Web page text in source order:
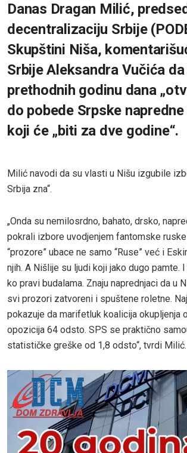
Danas Dragan Milić,
decentralizaciju Srbije
Skupštini Niša,
Srbije Aleksandra Vučića
prethodnih godinu dana
do pobede Srpske
koji će „biti za dve godine“.
Milić navodi da su vlasti u Nišu izgubile
Srbija zna“.
„Onda su nemilosrdno, bahato, drsko,
pokrali izbore uvodjenjem fantomske
“prozore” ubace ne samo “Ruse” već i
njih. A Nišlije su ljudi koji jako dugo pamte.
ko pravi budalama. Znaju naprednjaci da u
svi prozori zatvoreni i spuštene roletne.
pokazuje da marifetluk koalicija okupljenja
opozicija 64 odsto. SPS se praktično
statističke greške od 1,8 odsto“, tvrdi Milić.